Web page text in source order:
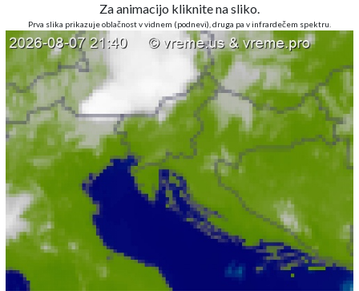
Za animacijo kliknite na sliko.
Prva slika prikazuje oblačnost v vidnem (podnevi), druga pa v infrardečem spektru.